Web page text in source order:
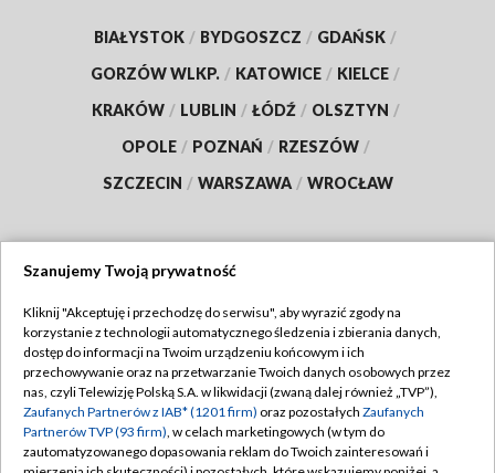
BIAŁYSTOK / BYDGOSZCZ / GDAŃSK /
GORZÓW WLKP. / KATOWICE / KIELCE /
KRAKÓW / LUBLIN / ŁÓDŹ / OLSZTYN /
OPOLE / POZNAŃ / RZESZÓW /
SZCZECIN / WARSZAWA / WROCŁAW
TVP
Abonament TVP
Emisja w TVP
Centrum informacji TVP
Regulamin TVP
Polityka prywatności
Moje zgody
Szanujemy Twoją prywatność
Kliknij "Akceptuję i przechodzę do serwisu", aby wyrazić zgody na
korzystanie z technologii automatycznego śledzenia i zbierania danych,
dostęp do informacji na Twoim urządzeniu końcowym i ich
przechowywanie oraz na przetwarzanie Twoich danych osobowych przez
nas, czyli Telewizję Polską S.A. w likwidacji (zwaną dalej również „TVP”),
Zaufanych Partnerów z IAB* (1201 firm) oraz pozostałych Zaufanych
Partnerów TVP (93 firm), w celach marketingowych (w tym do
zautomatyzowanego dopasowania reklam do Twoich zainteresowań i